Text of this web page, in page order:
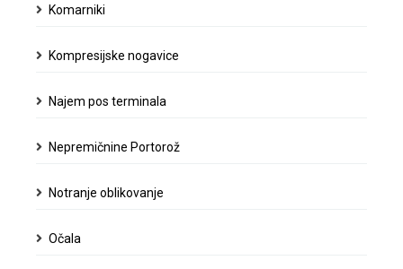
Komarniki
Kompresijske nogavice
Najem pos terminala
Nepremičnine Portorož
Notranje oblikovanje
Očala